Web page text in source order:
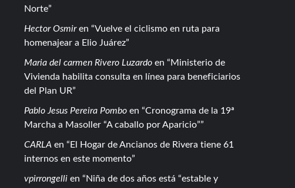
Norte
Hector Osmiren
Vuelve el ciclismo en ruta para
homenajear a Elio Juárez
Maria del carmen Rivero Luzardoen
Ministerio de
Vivienda habilita consulta en línea para beneficiarios
del Plan UR
Pablo Jesus Pereira Pomboen
Cronograma de la 19ª
Marcha a Masoller “A caballo por Aparicio”
CARLA en
El Hogar de Ancianos de Rivera tiene 61
internos en este momento
vpirrongellien Niña de dos años está “estable y